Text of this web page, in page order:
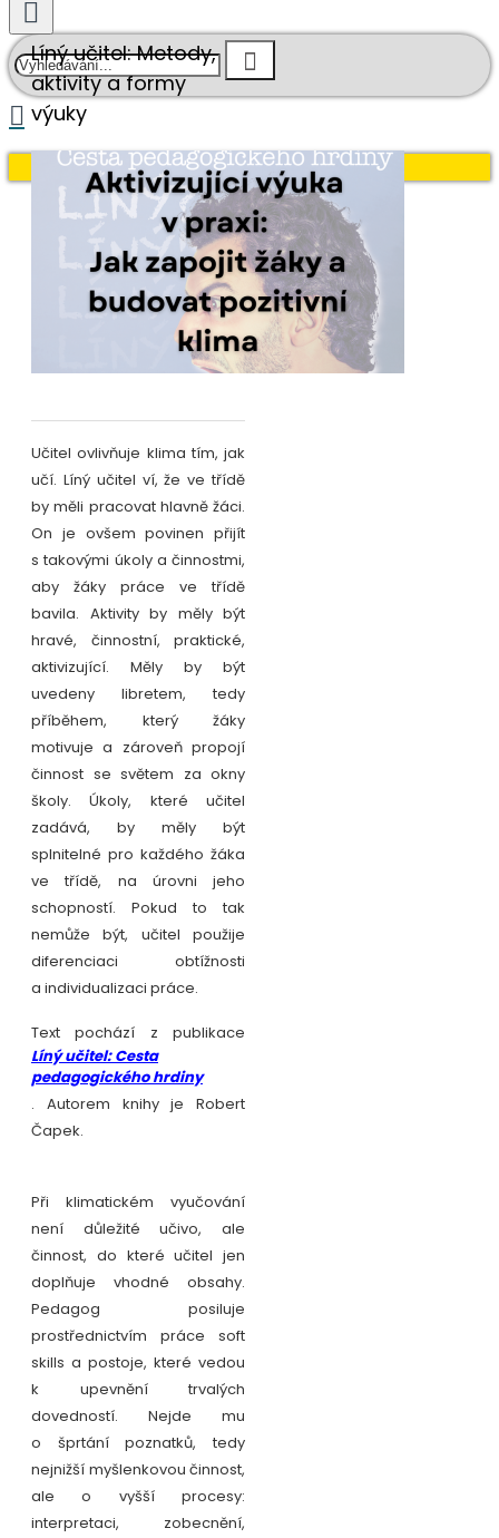
Váš nákupní košík je prázdný!
Líný učitel: Metody,
aktivity a formy
výuky
Učitel ovlivňuje klima tím, jak
učí. Líný učitel ví, že ve třídě
by měli pracovat hlavně žáci.
On je ovšem povinen přijít
s takovými úkoly a činnostmi,
aby žáky práce ve třídě
bavila. Aktivity by měly být
hravé, činnostní, praktické,
aktivizující. Měly by být
uvedeny libretem, tedy
příběhem, který žáky
motivuje a zároveň propojí
činnost se světem za okny
školy. Úkoly, které učitel
zadává, by měly být
splnitelné pro každého žáka
ve třídě, na úrovni jeho
schopností. Pokud to tak
nemůže být, učitel použije
diferenciaci obtížnosti
a individualizaci práce.
Text pochází z publikace
Líný učitel: Cesta
pedagogického hrdiny
. Autorem knihy je Robert
Čapek.
Při klimatickém vyučování
není důležité učivo, ale
činnost, do které učitel jen
doplňuje vhodné obsahy.
Pedagog posiluje
prostřednictvím práce soft
skills a postoje, které vedou
k upevnění trvalých
dovedností. Nejde mu
o šprtání poznatků, tedy
nejnižší myšlenkovou činnost,
ale o vyšší procesy:
interpretaci, zobecnění,